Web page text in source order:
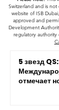
SII
CEO
Please note: This
Switzerland and is
website of ISB
approved and
5 звезд